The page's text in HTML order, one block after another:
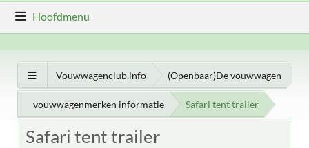
Hoofdmenu
Vouwwagenclub.info (Openbaar)De vouwwagen
vouwwagenmerken informatie Safari tent trailer
Safari tent trailer